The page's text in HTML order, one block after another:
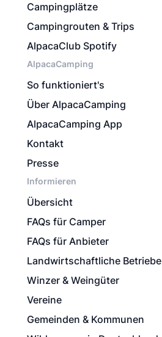
Campingplätze
Campingrouten & Trips
AlpacaClub Spotify
AlpacaCamping
So funktioniert's
Über AlpacaCamping
AlpacaCamping App
Kontakt
Presse
Informieren
Übersicht
FAQs für Camper
FAQs für Anbieter
Landwirtschaftliche Betriebe
Winzer & Weingüter
Vereine
Gemeinden & Kommunen